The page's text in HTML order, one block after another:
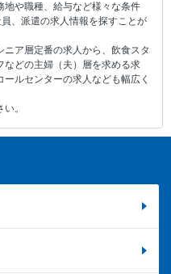
地や職種、給与など様々な条件
、派遣の求人情報を探すことが
ア層定番の求人から、飲食スタ
などの主婦（夫）層を求める求
ルセンターの求人なども幅広く
。